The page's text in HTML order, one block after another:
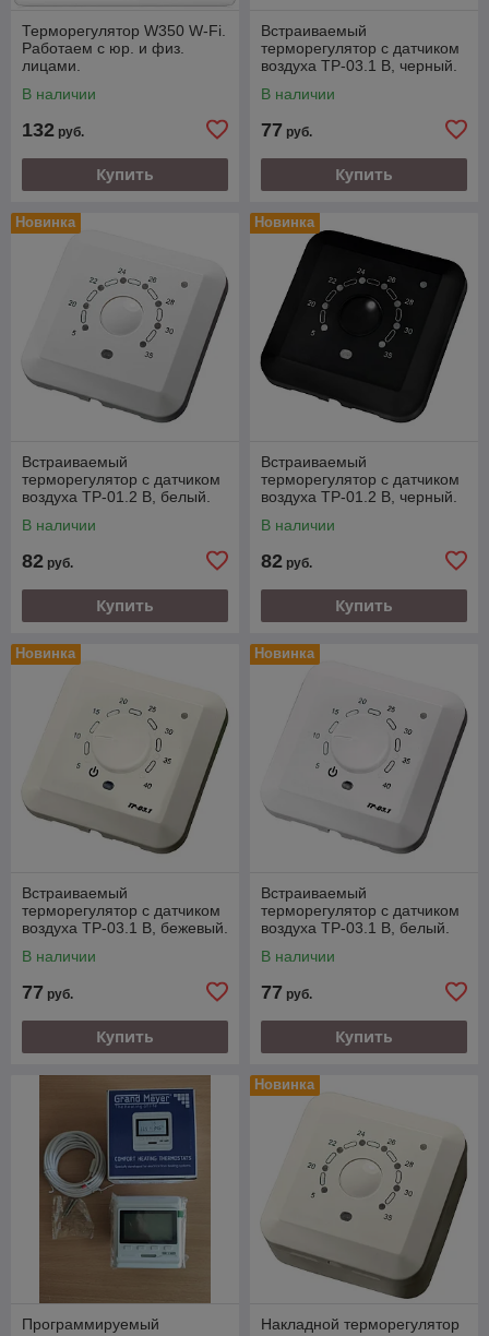
Терморегулятор W350 W-Fi.
Работаем с юр. и физ.
лицами.
В наличии
132 руб.
Купить
Встраиваемый
терморегулятор с датчиком
воздуха ТР-03.1 В, черный.
лицами.
В наличии
77 руб.
Купить
Новинка
Встраиваемый
терморегулятор с датчиком
воздуха ТР-01.2 В, белый.
лицами.
В наличии
82 руб.
Купить
Новинка
Встраиваемый
терморегулятор с датчиком
воздуха ТР-01.2 В, черный.
лицами.
В наличии
82 руб.
Купить
Новинка
Встраиваемый
терморегулятор с датчиком
воздуха ТР-03.1 В, бежевый.
лицами.
В наличии
77 руб.
Купить
Новинка
Встраиваемый
терморегулятор с датчиком
воздуха ТР-03.1 В, белый.
лицами.
В наличии
77 руб.
Купить
Программируемый
Новинка
Накладной терморегулятор